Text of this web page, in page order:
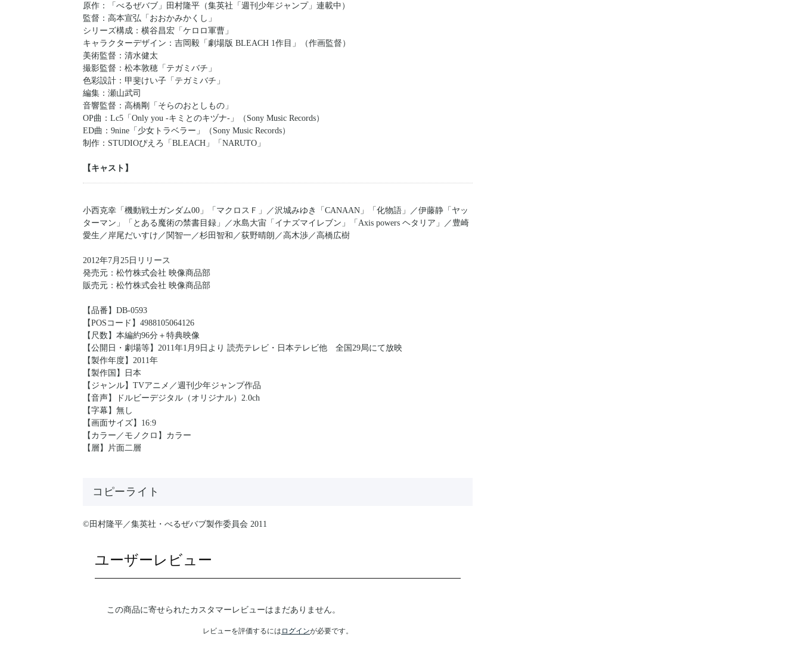
原作：「べるぜバブ」田村隆平（集英社「週刊少年ジャンプ」連載中）
監督：高本宣弘「おおかみかくし」
シリーズ構成：横谷昌宏「ケロロ軍曹」
キャラクターデザイン：吉岡毅「劇場版 BLEACH 1作目」（作画監督）
美術監督：清水健太
撮影監督：松本敦穂「テガミバチ」
色彩設計：甲斐けい子「テガミバチ」
編集：瀬山武司
音響監督：高橋剛「そらのおとしもの」
OP曲：Lc5「Only you -キミとのキヅナ-」（Sony Music Records）
ED曲：9nine「少女トラベラー」（Sony Music Records）
制作：STUDIOぴえろ「BLEACH」「NARUTO」
【キャスト】
小西克幸「機動戦士ガンダム00」「マクロスＦ」／沢城みゆき「CANAAN」「化物語」／伊藤静「ヤッ
ターマン」「とある魔術の禁書目録」／水島大宙「イナズマイレブン」「Axis powers ヘタリア」／豊崎
愛生／岸尾だいすけ／関智一／杉田智和／荻野晴朗／高木渉／高橋広樹
2012年7月25日リリース
発売元：松竹株式会社 映像商品部
販売元：松竹株式会社 映像商品部
【品番】DB-0593
【POSコード】4988105064126
【尺数】本編約96分＋特典映像
【公開日・劇場等】2011年1月9日より 読売テレビ・日本テレビ他 全国29局にて放映
【製作年度】2011年
【製作国】日本
【ジャンル】TVアニメ／週刊少年ジャンプ作品
【音声】ドルビーデジタル（オリジナル）2.0ch
【字幕】無し
【画面サイズ】16:9
【カラー／モノクロ】カラー
【層】片面二層
コピーライト
©田村隆平／集英社・べるぜバブ製作委員会 2011
ユーザーレビュー
この商品に寄せられたカスタマーレビューはまだありません。
レビューを評価するには ログインが必要です。